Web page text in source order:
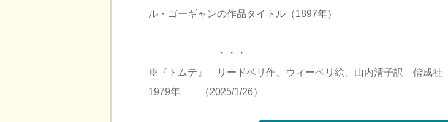
ル・ゴーギャンの作品タイトル（1897年）
・・・
※『トムテ』 リードベリ作、ウィーベリ絵、山内清子訳 偕成社
1979年 （2025/1/26）